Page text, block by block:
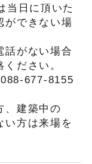
当日に頂いた
ができない場
話がない場合
ださい。
088-677-8155
、建築中の
い方は来場を